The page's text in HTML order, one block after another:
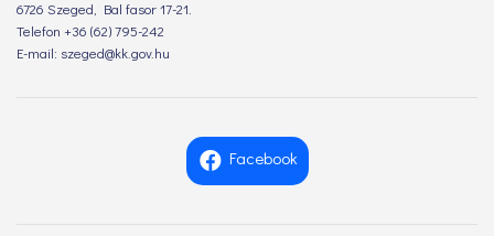
6726 Szeged, Bal fasor 17-21.
Telefon +36 (62) 795-242
E-mail: szeged@kk.gov.hu
Facebook